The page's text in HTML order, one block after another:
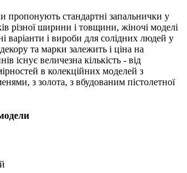
пропонують стандартні запальнички у
різної ширини і товщини, жіночі моделі
варіанти і вироби для солідних людей у
та марки залежить і ціна на
існує величезна кількість - від
в колекційних моделей з
з золота, з вбудованим пістолетної